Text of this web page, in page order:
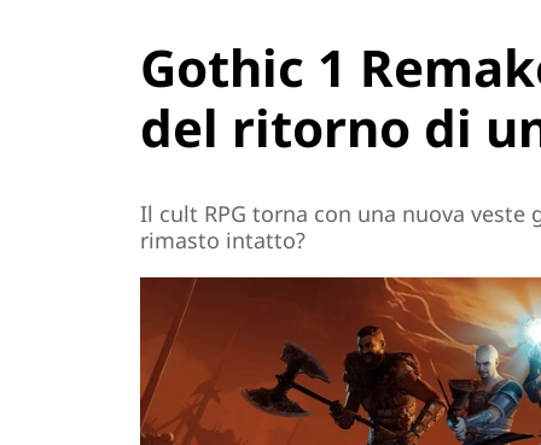
Gothic 1
del ritorno di
Il cult RPG torna con una nuova
rimasto intatto?